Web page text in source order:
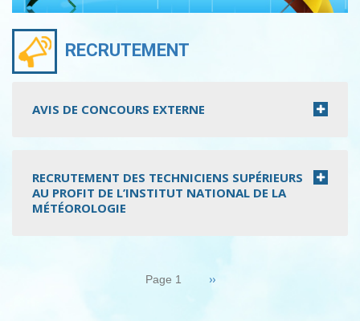
RECRUTEMENT
AVIS DE CONCOURS EXTERNE
RECRUTEMENT DES TECHNICIENS SUPÉRIEURS
AU PROFIT DE L’INSTITUT NATIONAL DE LA
MÉTÉOROLOGIE
Page 1 Page
››